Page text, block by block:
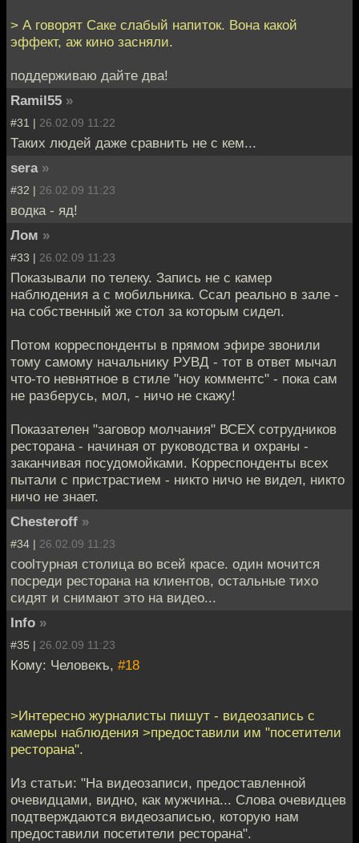
> А говорят Саке слабый напиток. Вона какой
эффект, аж кино засняли.
поддерживаю дайте два!
Ramil55 »
#31 | 26.02.09 11:22
Таких людей даже сравнить не с кем...
sera »
#32 | 26.02.09 11:23
водка - яд!
Лом »
#33 | 26.02.09 11:23
Показывали по телеку. Запись не с камер
наблюдения а с мобильника. Ссал реально в зале -
на собственный же стол за которым сидел.
Потом корреспонденты в прямом эфире звонили
тому самому начальнику РУВД - тот в ответ мычал
что-то невнятное в стиле "ноу комментс" - пока сам
не разберусь, мол, - ничо не скажу!
Показателен "заговор молчания" ВСЕХ сотрудников
ресторана - начиная от руководства и охраны -
заканчивая посудомойками. Корреспонденты всех
пытали с пристрастием - никто ничо не видел, никто
ничо не знает.
Chesteroff »
#34 | 26.02.09 11:23
coolтурная столица во всей красе. один мочится
посреди ресторана на клиентов, остальные тихо
сидят и снимают это на видео...
Info »
#35 | 26.02.09 11:23
Кому: Человекъ, #18
>Интересно журналисты пишут - видеозапись с
камеры наблюдения >предоставили им "посетители
ресторана".
Из статьи: "На видеозаписи, предоставленной
очевидцами, видно, как мужчина... Слова очевидцев
подтверждаются видеозаписью, которую нам
предоставили посетители ресторана".